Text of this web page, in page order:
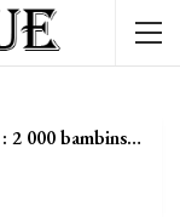
: 2 000 bambins…